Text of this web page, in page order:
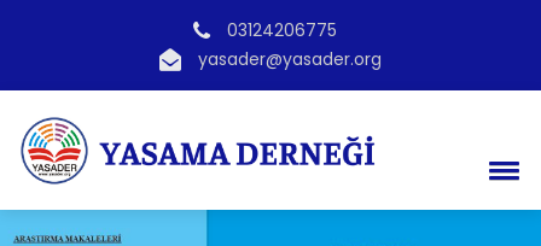
03124206775
yasader@yasader.org